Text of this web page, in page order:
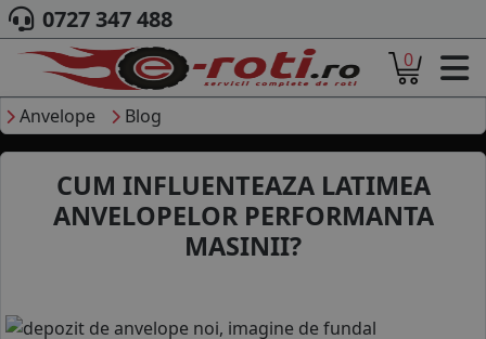
ACASA
DESPRE NOI
ANVELOPE
CAMION
MOTO
AGROINDUSTRIALE
PRODUCATORI ANVELOPE
0727 347 488
0
Anvelope Blog
CUM INFLUENTEAZA LATIMEA
ANVELOPELOR PERFORMANTA
MASINII?